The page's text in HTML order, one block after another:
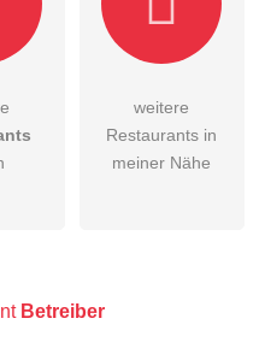
zur Kenntnis genommen.
weitere
Restaurants in
meiner Nähe
Betreiber